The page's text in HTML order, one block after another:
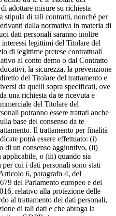
adottare misure su richiesta
stipula di tali contratti, nonché per
dalla normativa in materia di
dati personali saranno inoltre
legittimi del Titolare del
di legittime pretese contrattuali
al conto demo o dal Contratto
la sicurezza, la prevenzione
del Titolare del trattamento e
da quelli sopra specificati, ove
una richiesta da te ricevuta e
del Titolare del
potranno essere trattati anche
base del consenso da te
Il trattamento per finalità
potrà essere effettuato: (i)
di un consenso aggiuntivo, (ii)
applicabile, o (iii) quando sia
cui i dati personali sono stati
6, paragrafo 4, del
del Parlamento europeo e del
relativo alla protezione delle
al trattamento dei dati personali,
di tali dati e che abroga la